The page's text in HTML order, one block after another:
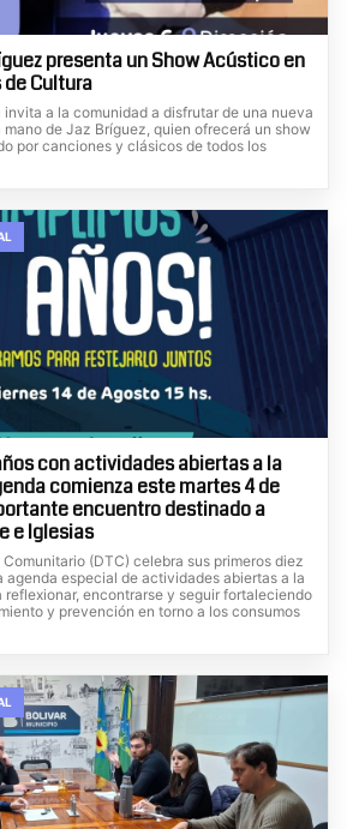
presenta un Show Acústico en
Cultura
a la comunidad a disfrutar de una nueva
de Jaz Bríguez, quien ofrecerá un show
por canciones y clásicos de todos los
con actividades abiertas a la
comienza este martes 4 de
encuentro destinado a
e Iglesias
(DTC) celebra sus primeros diez
agenda especial de actividades abiertas a la
encontrarse y seguir fortaleciendo
y prevención en torno a los consumos